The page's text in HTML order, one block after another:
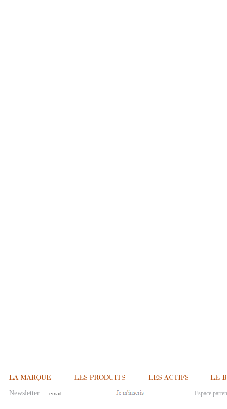
Newsletter : Espace